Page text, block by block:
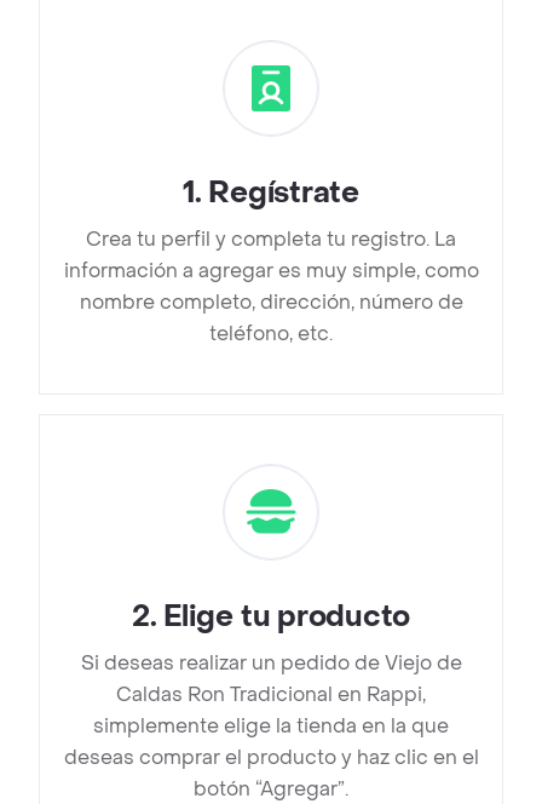
1. Regístrate
Crea tu perfil y completa tu registro. La
información a agregar es muy simple, como
nombre completo, dirección, número de
teléfono, etc.
2. Elige tu producto
Si deseas realizar un pedido de Viejo de
Caldas Ron Tradicional en Rappi,
simplemente elige la tienda en la que
deseas comprar el producto y haz clic en el
botón “Agregar”.